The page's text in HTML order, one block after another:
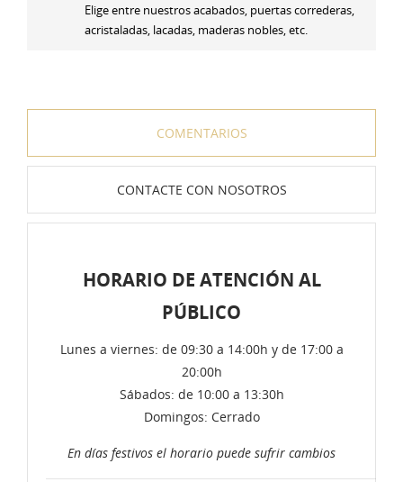
Elige entre nuestros acabados, puertas correderas,
acristaladas, lacadas, maderas nobles, etc.
COMENTARIOS
CONTACTE CON NOSOTROS
HORARIO DE ATENCIÓN AL
PÚBLICO
Lunes a viernes: de 09:30 a 14:00h y de 17:00 a
20:00h
Sábados: de 10:00 a 13:30h
Domingos: Cerrado
En días festivos el horario puede sufrir cambios